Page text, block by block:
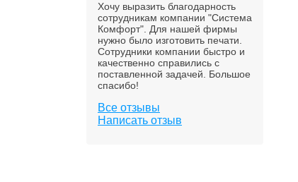
Хочу выразить благодарность
сотрудникам компании "Система
Комфорт". Для нашей фирмы
нужно было изготовить печати.
Сотрудники компании быстро и
качественно справились с
поставленной задачей. Большое
спасибо!
Все отзывы
Написать отзыв